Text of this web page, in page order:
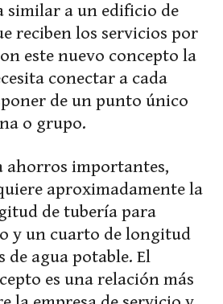
similar a un edificio de
reciben los servicios por
este nuevo concepto la
conectar a cada
de un punto único
o grupo.
ahorros importantes,
aproximadamente la
de tubería para
y un cuarto de longitud
de agua potable. El
es una relación más